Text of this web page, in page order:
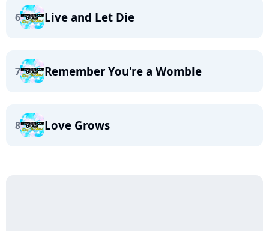
6 Live and Let Die
7 Remember You're a Womble
8 Love Grows